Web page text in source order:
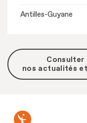
Antilles-Guyane
nos actualités